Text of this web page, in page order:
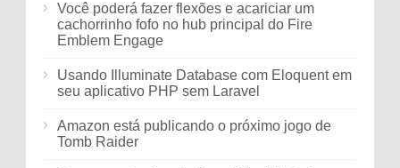
Você poderá fazer flexões e acariciar um
cachorrinho fofo no hub principal do Fire
Emblem Engage
Usando Illuminate Database com Eloquent em
seu aplicativo PHP sem Laravel
Amazon está publicando o próximo jogo de
Tomb Raider